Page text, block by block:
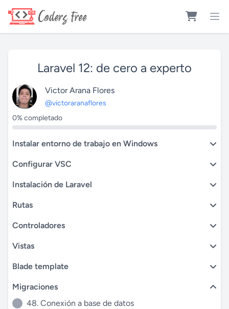
Laravel 12: de cero a experto
Victor Arana Flores
@victoraranaflores
0% completado
Instalar entorno de trabajo en Windows
Configurar VSC
Instalación de Laravel
Rutas
Controladores
Vistas
Blade template
Migraciones
48. Conexión a base de datos